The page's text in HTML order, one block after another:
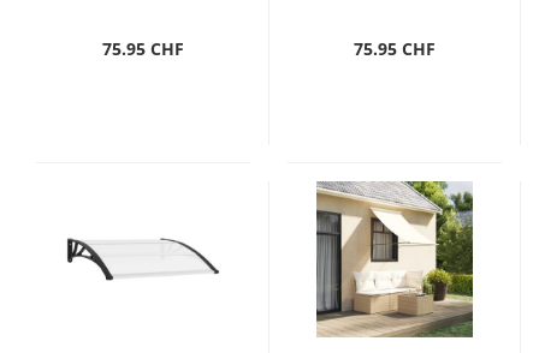
75.95 CHF 75.95 CHF